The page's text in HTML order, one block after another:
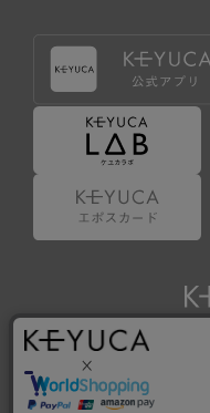
（5） その他、本規約
4.会員登録が取り消さ
弊社とのお取引等によ
の義務および本規約上
します。
5.仮登録とは、ケユカ
用するための簡易的な
6.仮登録をすることで
とができます。
7.仮登録状態はポイン
に登録完了することで
す。
Copyright ©